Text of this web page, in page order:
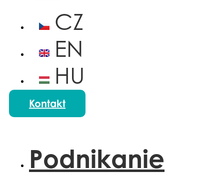
CZ
EN
HU
PL
Kontakt
Podnikanie